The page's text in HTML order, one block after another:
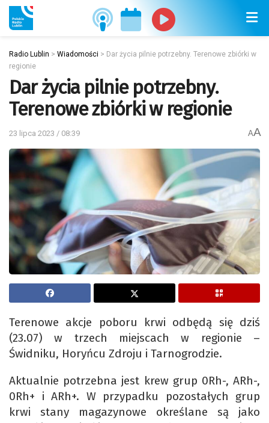
Radio Lublin > Wiadomości > Dar życia pilnie potrzebny. Terenowe zbiórki w
regionie
Dar życia pilnie potrzebny.
Terenowe zbiórki w regionie
23 lipca 2023 / 08:39 AA
Terenowe akcje poboru krwi odbędą się dziś
(23.07) w trzech miejscach w regionie –
Świdniku, Horyńcu Zdroju i Tarnogrodzie.
Aktualnie potrzebna jest krew grup 0Rh-, ARh-,
0Rh+ i ARh+. W przypadku pozostałych grup
krwi stany magazynowe określane są jako